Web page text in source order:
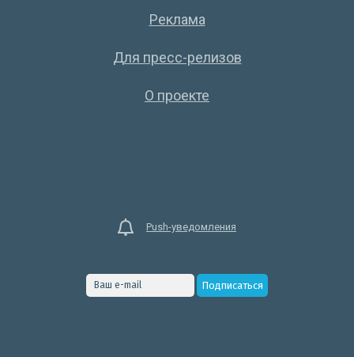
Реклама
Для пресс-релизов
О проекте
Push-уведомления